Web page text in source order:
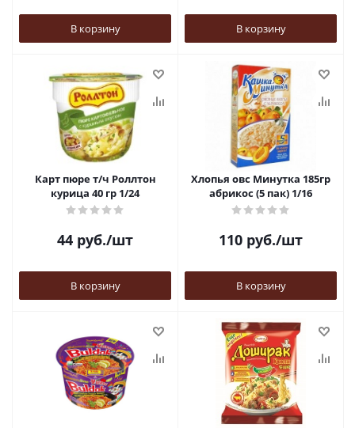
В корзину В корзину
Карт пюре т/ч Роллтон
курица 40 гр 1/24
44 руб./шт
В корзину
Хлопья овс Минутка 185гр
абрикос (5 пак) 1/16
110 руб./шт
В корзину